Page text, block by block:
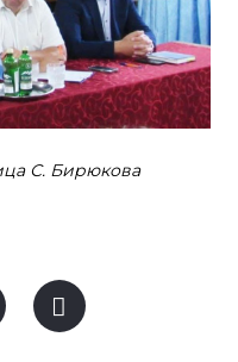
С. Бирюкова